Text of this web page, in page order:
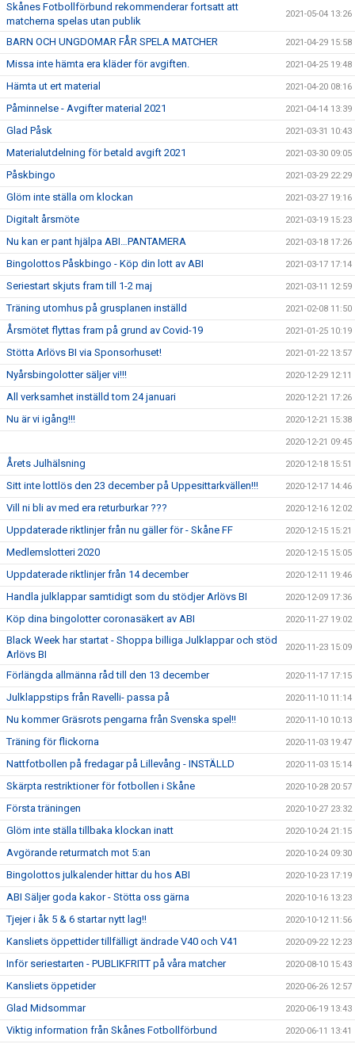
Skånes Fotbollförbund rekommenderar fortsatt att
matcherna spelas utan publik
2021-05-04 13:26
BARN OCH UNGDOMAR FÅR SPELA MATCHER 2021-04-29 15:58
Missa inte hämta era kläder för avgiften. 2021-04-25 19:48
Hämta ut ert material 2021-04-20 08:16
Påminnelse - Avgifter material 2021 2021-04-14 13:39
Glad Påsk 2021-03-31 10:43
Materialutdelning för betald avgift 2021 2021-03-30 09:05
Påskbingo 2021-03-29 22:29
Glöm inte ställa om klockan 2021-03-27 19:16
Digitalt årsmöte 2021-03-19 15:23
Nu kan er pant hjälpa ABI…PANTAMERA 2021-03-18 17:26
Bingolottos Påskbingo - Köp din lott av ABI 2021-03-17 17:14
Seriestart skjuts fram till 1-2 maj 2021-03-11 12:59
Träning utomhus på grusplanen inställd 2021-02-08 11:50
Årsmötet flyttas fram på grund av Covid-19 2021-01-25 10:19
Stötta Arlövs BI via Sponsorhuset! 2021-01-22 13:57
Nyårsbingolotter säljer vi!!! 2020-12-29 12:11
All verksamhet inställd tom 24 januari 2020-12-21 17:26
Nu är vi igång!!! 2020-12-21 15:38
2020-12-21 09:45
Årets Julhälsning 2020-12-18 15:51
Sitt inte lottlös den 23 december på Uppesittarkvällen!!! 2020-12-17 14:46
Vill ni bli av med era returburkar ??? 2020-12-16 12:02
Uppdaterade riktlinjer från nu gäller för - Skåne FF 2020-12-15 15:21
Medlemslotteri 2020 2020-12-15 15:05
Uppdaterade riktlinjer från 14 december 2020-12-11 19:46
Handla julklappar samtidigt som du stödjer Arlövs BI 2020-12-09 17:36
Köp dina bingolotter coronasäkert av ABI 2020-11-27 19:02
Black Week har startat - Shoppa billiga Julklappar och stöd
Arlövs BI
2020-11-23 15:09
Förlängda allmänna råd till den 13 december 2020-11-17 17:15
Julklappstips från Ravelli- passa på 2020-11-10 11:14
Nu kommer Gräsrots pengarna från Svenska spel!! 2020-11-10 10:13
Träning för flickorna 2020-11-03 19:47
Nattfotbollen på fredagar på Lillevång - INSTÄLLD 2020-11-03 15:14
Skärpta restriktioner för fotbollen i Skåne 2020-10-28 20:57
Första träningen 2020-10-27 23:32
Glöm inte ställa tillbaka klockan inatt 2020-10-24 21:15
Avgörande returmatch mot 5:an 2020-10-24 09:30
Bingolottos julkalender hittar du hos ABI 2020-10-23 17:19
ABI Säljer goda kakor - Stötta oss gärna 2020-10-16 13:23
Tjejer i åk 5 & 6 startar nytt lag!! 2020-10-12 11:56
Kansliets öppettider tillfälligt ändrade V40 och V41 2020-09-22 12:23
Inför seriestarten - PUBLIKFRITT på våra matcher 2020-08-10 15:43
Kansliets öppetider 2020-06-26 12:57
Glad Midsommar 2020-06-19 13:43
Viktig information från Skånes Fotbollförbund 2020-06-11 13:41